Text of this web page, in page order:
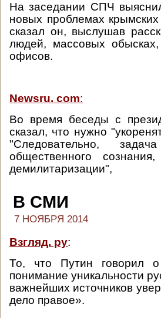
На заседании СПЧ
новых проблемах
сказал он, выслушав
людей, массовых
офисов.
Newsru. com:
Во время беседы с
сказал, что нужно
"Следовательно,
общественного
демилитаризации",
В СМИ
7 НОЯБРЯ 2014
Взгляд. ру:
То, что Путин говорил о
понимание уникальности
важнейших источников
дело правое».